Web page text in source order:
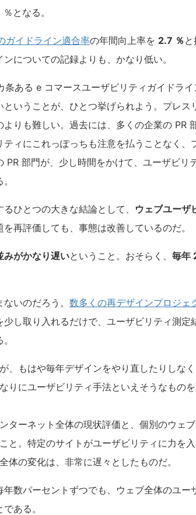
となる。
ガイドライン適合率の年間向上率を 2.7 ％
についての記録よりも、かなり低い。
ある e コマースユーザビリティガイドラ
いうことが、ひとつ挙げられよう。プレス
りも難しい。過去には、多くの企業の PR
ィにこれっぽっちも注意を払うことなく、
PR 部門が、少し時間をかけて、ユーザビリ
ひとつの大きな結論として、 ウェブユーザ
再評価しても、事態は改善しているのだ。
みがかなり遅いということ。おそらく、 毎年
いのだろう。 数多くの再デザインプロジェ
少し取り入れるだけで、ユーザビリティ測定
、もはや毎年デザインをやり直したりしなく
りにユーザビリティ手法といえそうなもの
ターネット全体の現状評価と、個別のウェ
と。特定のサイトがユーザビリティに力を
体の変化は、非常に遅々としたものだ。
数パーセントずつでも、ウェブ全体のユー
ある。